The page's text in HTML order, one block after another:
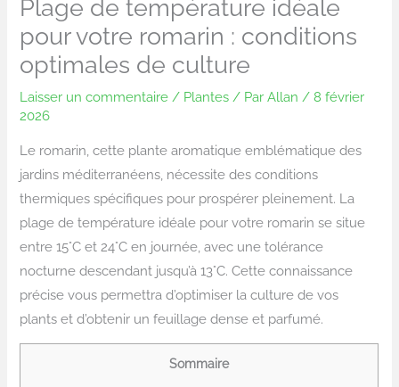
Plage de température idéale
pour votre romarin : conditions
optimales de culture
Laisser un commentaire / Plantes / ParAllan /8 février
2026
Le romarin, cette plante aromatique emblématique des
jardins méditerranéens, nécessite des conditions
thermiques spécifiques pour prospérer pleinement. La
plage de température idéale pour votre romarin se situe
entre 15°C et 24°C en journée, avec une tolérance
nocturne descendant jusqu’à 13°C. Cette connaissance
précise vous permettra d’optimiser la culture de vos
plants et d’obtenir un feuillage dense et parfumé.
Sommaire